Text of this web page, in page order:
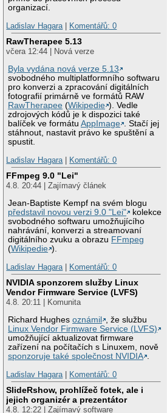
organizací.
Ladislav Hagara
Komentářů: 0
RawTherapee 5.13
včera 12:44 | Nová verze
Byla vydána nová verze 5.13
svobodného multiplatformního softwaru
pro konverzi a zpracování digitálních
fotografií primárně ve formátů RAW
RawTherapee (Wikipedie ). Vedle
zdrojových kódů je k dispozici také
balíček ve formátuAppImage . Stačí jej
stáhnout, nastavit právo ke spuštění a
spustit.
Ladislav Hagara
Komentářů: 0
FFmpeg 9.0 "Lei"
4.8. 20:44 | Zajímavý článek
Jean-Baptiste Kempf na svém blogu
představil novou verzi 9.0 "Lei"
kolekce
svobodného softwaru umožňujícího
nahrávání, konverzi a streamovaní
digitálního zvuku a obrazu FFmpeg
(Wikipedie ).
Ladislav Hagara
Komentářů: 0
NVIDIA sponzorem služby Linux
Vendor Firmware Service (LVFS)
4.8. 20:11 | Komunita
Richard Hughesoznámil
, že službu
Linux Vendor Firmware Service (LVFS)
umožňující aktualizovat firmware
zařízení na počítačích s Linuxem, nově
sponzoruje také společnost NVIDIA .
Ladislav Hagara | Komentářů: 0
SlideRshow, prohlížeč fotek, ale i
jejich organizér a prezentátor
4.8. 12:22 | Zajímavý software